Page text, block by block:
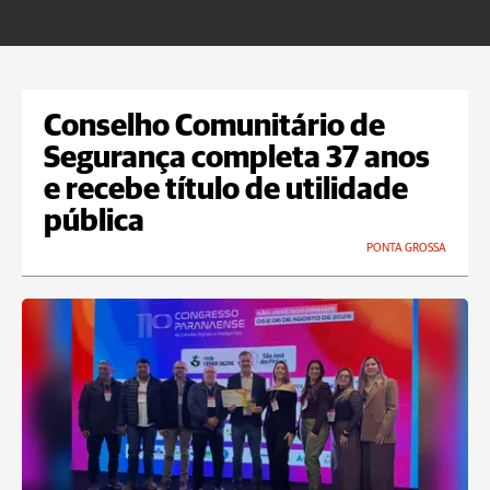
Conselho Comunitário de
Segurança completa 37 anos
e recebe título de utilidade
pública
PONTA GROSSA